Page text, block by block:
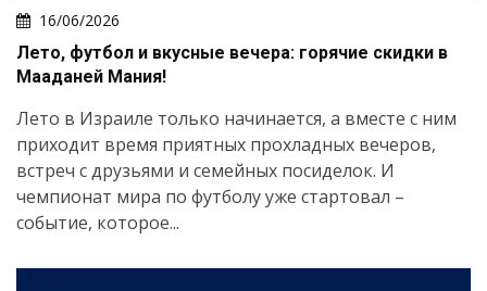
16/06/2026
Лето, футбол и вкусные вечера: горячие скидки в
Мааданей Мания!
Лето в Израиле только начинается, а вместе с ним
приходит время приятных прохладных вечеров,
встреч с друзьями и семейных посиделок. И
чемпионат мира по футболу уже стартовал –
событие, которое...